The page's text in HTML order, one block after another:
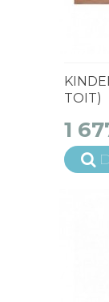
TOIT)
1